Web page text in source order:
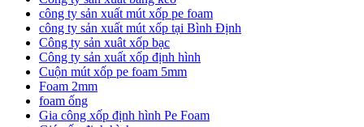
công ty sản xuất mút xốp pe foam
công ty sản xuất mút xốp tại Bình Định
Công ty sản xuât xốp bạc
Công ty sản xuất xốp định hình
Cuộn mút xốp pe foam 5mm
Foam 2mm
foam ống
Gia công xốp định hình Pe Foam